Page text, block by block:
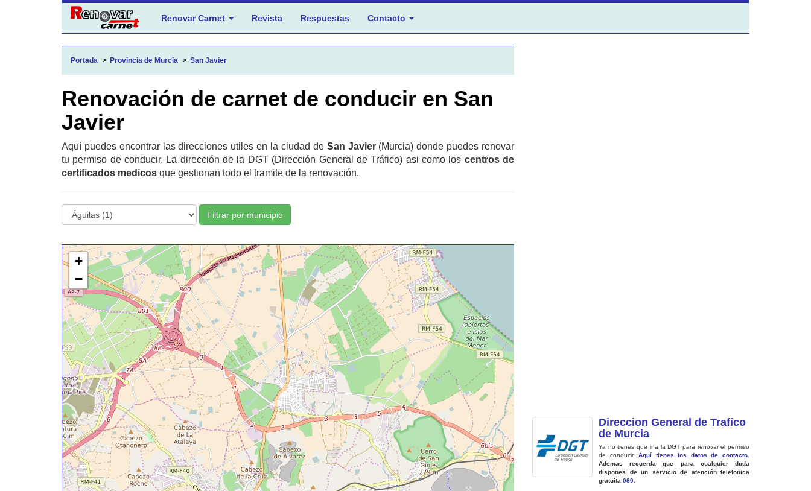
Renovar Carnet Revista Respuestas Contacto
Portada Provincia de Murcia San Javier
Renovación de carnet de conducir en San
Javier
Aquí puedes encontrar las direcciones utiles en la ciudad de San Javier(Murcia) donde puedes renovar
tu permiso de conducir. La dirección de la DGT (Dirección General de Tráfico) asi como los centros de
certificados medicos que gestionan todo el tramite de la renovación.
Filtrar por municipio
+
−
Direccion General de Trafico
de Murcia
Ya no tienes que ir a la DGT para renovar el permiso
de conducir.Aquí tienes los datos de contacto
Ademas recuerda que para cualquier duda
dispones de un servicio de atención telefonica
gratuita 060